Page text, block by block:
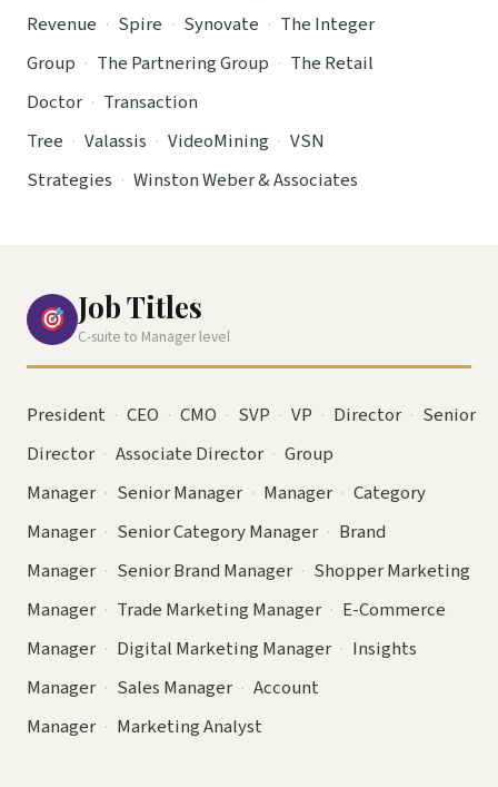
Revenue · Spire · Synovate · The Integer
Group · The Partnering Group · The Retail
Doctor · Transaction
Tree · Valassis · VideoMining · VSN
Strategies · Winston Weber & Associates
Job Titles
C-suite to Manager level
President · CEO · CMO · SVP · VP · Director · Senior
Director · Associate Director · Group
Manager · Senior Manager · Manager · Category
Manager · Senior Category Manager · Brand
Manager · Senior Brand Manager · Shopper Marketing
Manager · Trade Marketing Manager · E-Commerce
Manager · Digital Marketing Manager · Insights
Manager · Sales Manager · Account
Manager · Marketing Analyst